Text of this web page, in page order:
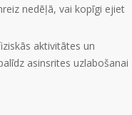
nedēļā, vai kopīgi ejiet
aktivitātes un
asinsrites uzlabošanai